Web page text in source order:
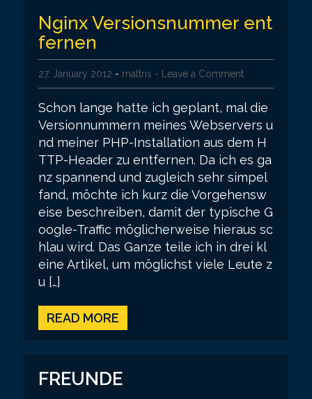
Nginx Versionsnummer ent
fernen
27. January 2012 - maltris - Leave a Comment
Schon lange hatte ich geplant, mal die
Versionnummern meines Webservers u
nd meiner PHP-Installation aus dem H
TTP-Header zu entfernen. Da ich es ga
nz spannend und zugleich sehr simpel
fand, möchte ich kurz die Vorgehensw
eise beschreiben, damit der typische G
oogle-Traffic möglicherweise hieraus sc
hlau wird. Das Ganze teile ich in drei kl
eine Artikel, um möglichst viele Leute z
u […]
READ MORE
FREUNDE